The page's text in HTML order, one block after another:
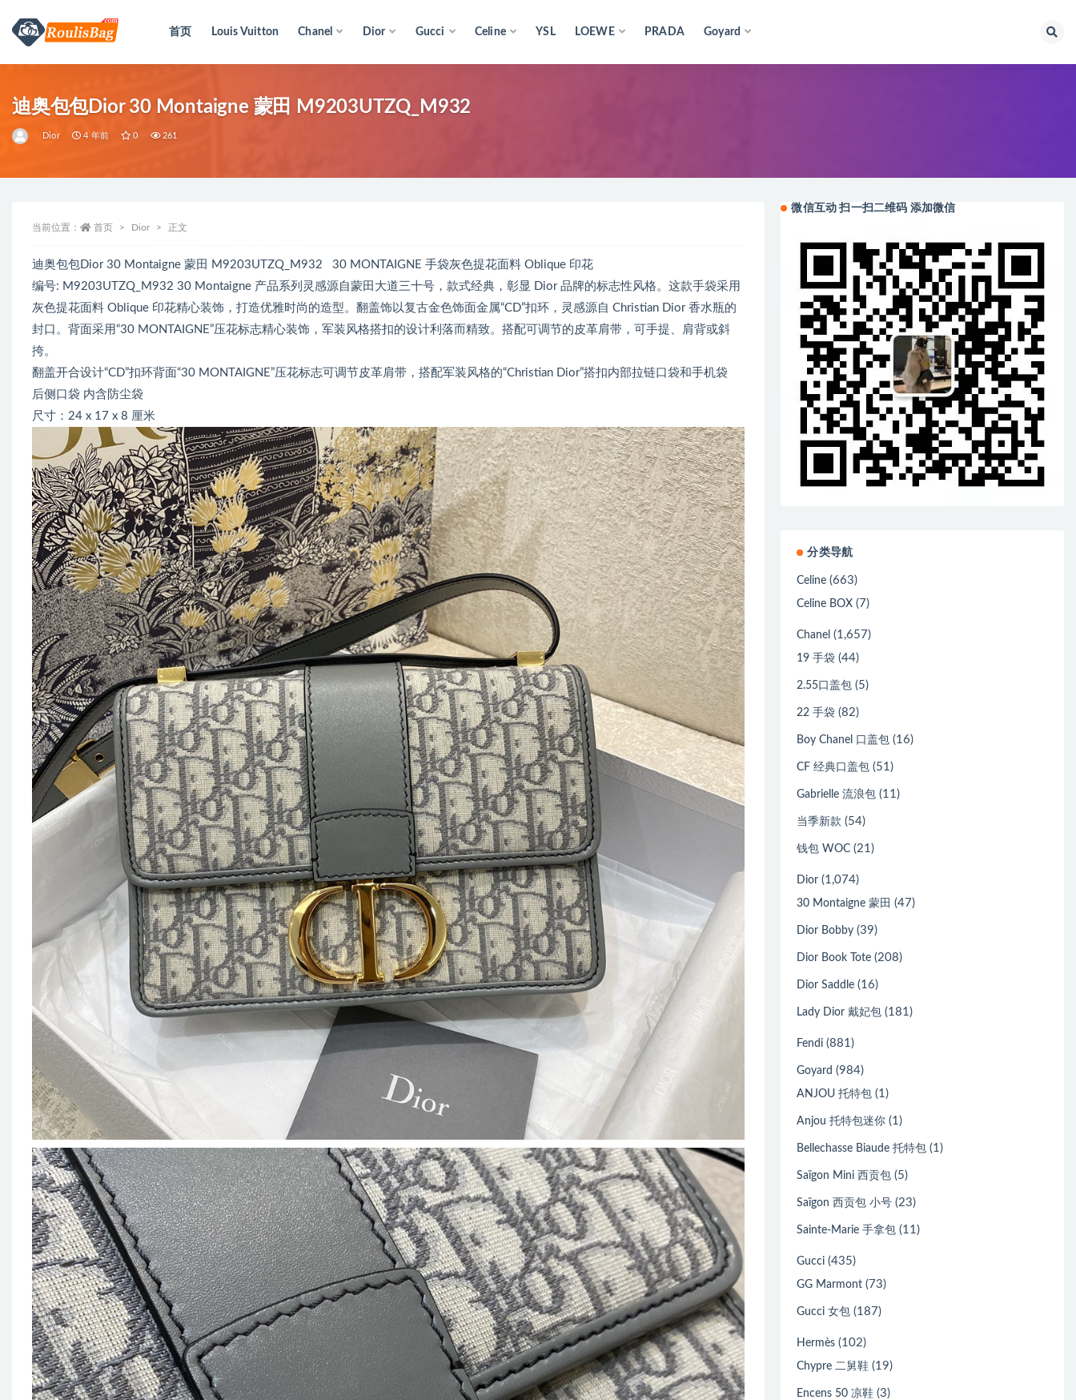
首页 Louis Vuitton Chanel Dior Gucci Celine YSL LOEWE PRADA Goyard
迪奥包包Dior 30 Montaigne 蒙田 M9203UTZQ_M932
Dior 4 年前 0 261
当前位置： 首页 Dior 正文
迪奥包包Dior 30 Montaigne 蒙田 M9203UTZQ_M932 30 MONTAIGNE 手袋灰色提花面料 Oblique 印花
编号: M9203UTZQ_M932 30 Montaigne 产品系列灵感源自蒙田大道三十号，款式经典，彰显 Dior 品牌的标志性风格。这款手袋采用
灰色提花面料 Oblique 印花精心装饰，打造优雅时尚的造型。翻盖饰以复古金色饰面金属“CD”扣环，灵感源自 Christian Dior 香水瓶的
封口。背面采用“30 MONTAIGNE”压花标志精心装饰，军装风格搭扣的设计利落而精致。搭配可调节的皮革肩带，可手提、肩背或斜
挎。
翻盖开合设计“CD”扣环背面“30 MONTAIGNE”压花标志可调节皮革肩带，搭配军装风格的“Christian Dior”搭扣内部拉链口袋和手机袋
后侧口袋 内含防尘袋
尺寸：24 x 17 x 8 厘米
微信互动 扫一扫二维码 添加微信
分类导航
Celine (663)
Celine BOX (7)
Chanel (1,657)
19 手袋 (44)
2.55口盖包 (5)
22 手袋 (82)
Boy Chanel 口盖包 (16)
CF 经典口盖包 (51)
Gabrielle 流浪包 (11)
当季新款 (54)
钱包 WOC (21)
Dior (1,074)
30 Montaigne 蒙田 (47)
Dior Bobby (39)
Dior Book Tote (208)
Dior Saddle (16)
Lady Dior 戴妃包 (181)
Fendi (881)
Goyard (984)
ANJOU 托特包 (1)
Anjou 托特包迷你 (1)
Bellechasse Biaude 托特包 (1)
Saïgon Mini 西贡包 (5)
Saïgon 西贡包 小号 (23)
Sainte-Marie 手拿包 (11)
Gucci (435)
GG Marmont (73)
Gucci 女包 (187)
Hermès (102)
Chypre 二舅鞋 (19)
Encens 50 凉鞋 (3)